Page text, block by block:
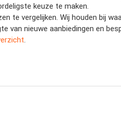
keuze te maken.
te vergelijken. Wij houden bij
van nieuwe aanbiedingen en
.